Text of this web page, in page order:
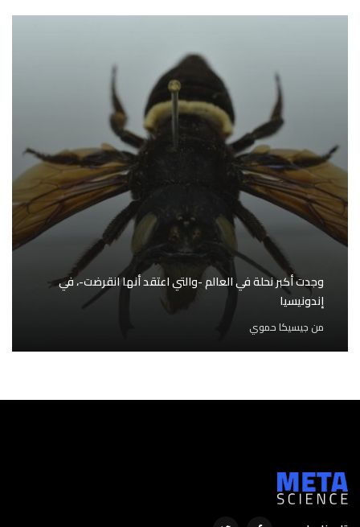
وجدت أكبر نحلة في العالم -والتي اعتقد أنها انقرضت-، في
إندونيسيا
من جيسيكا حموي